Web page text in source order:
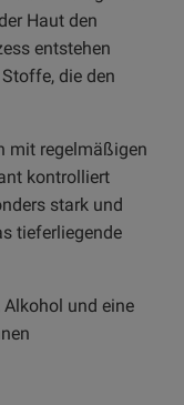
Haut den
entstehen
die den
mit regelmäßigen
kontrolliert
stark und
tieferliegende
und eine